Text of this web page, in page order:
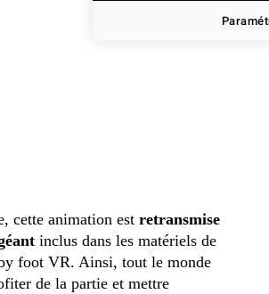
cette animation est retransmise
inclus dans les matériels de
foot VR. Ainsi, tout le monde
de la partie et mettre